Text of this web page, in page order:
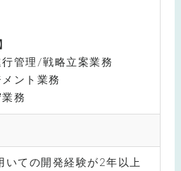
管理/戦略立案業務
ント業務
務
いての開発経験が2年以上